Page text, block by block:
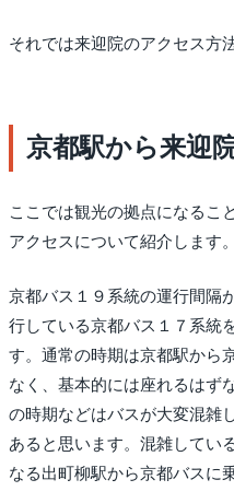
それでは来迎院のアクセス方
京都駅から来迎
ここでは観光の拠点になるこ
アクセスについて紹介します。
京都バス１９系統の運行間隔
行している京都バス１７系統
す。通常の時期は京都駅から
なく、基本的には座れるはず
の時期などはバスが大変混雑
あると思います。混雑してい
なる出町柳駅から京都バスに